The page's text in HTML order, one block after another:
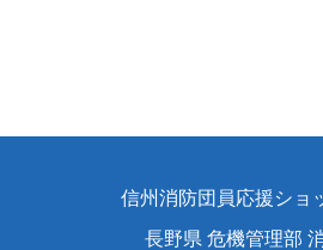
信州消防団員応援ショ
長野県 危機管理部